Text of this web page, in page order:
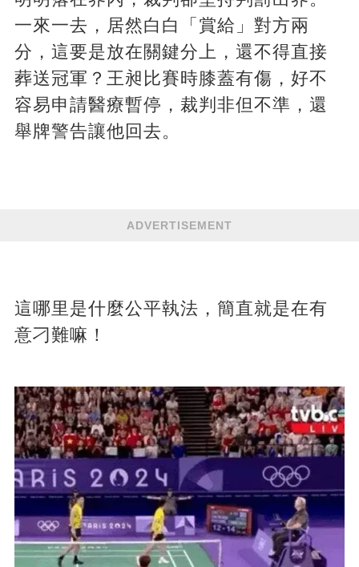
一來一去，居然白白「賞給」對方兩
分，這要是放在關鍵分上，還不得直接
葬送冠軍？王昶比賽時膝蓋有傷，好不
容易申請醫療暫停，裁判非但不準，還
舉牌警告讓他回去。
ADVERTISEMENT
這哪里是什麼公平執法，簡直就是在有
意刁難嘛！